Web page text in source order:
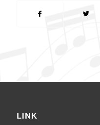
LINK